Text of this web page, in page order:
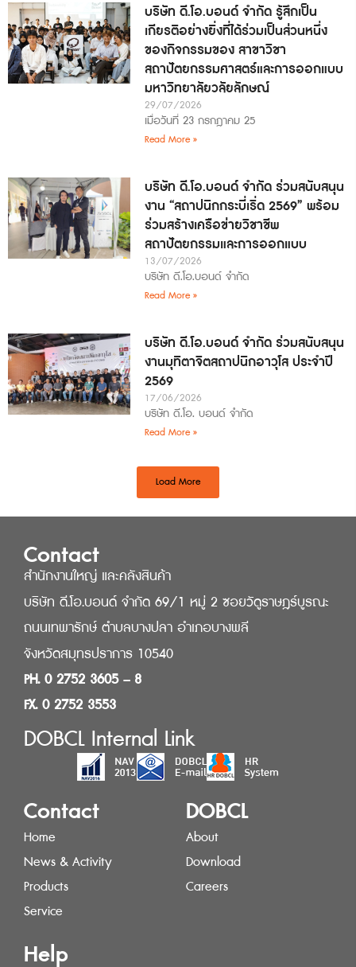
บริษัท ดี.โอ.บอนด์ จำกัด รู้สึกเป็น
เกียรติอย่างยิ่งที่ได้ร่วมเป็นส่วนหนึ่ง
ของกิจกรรมของ สาขาวิชา
สถาปัตยกรรมศาสตร์และการออกแบบ
มหาวิทยาลัยวลัยลักษณ์
29/07/2026
เมื่อวันที่ 23 กรกฎาคม 25
Read More »
บริษัท ดี.โอ.บอนด์ จำกัด ร่วมสนับสนุน
งาน “สถาปนิกกระบี่เริ่ด 2569” พร้อม
ร่วมสร้างเครือข่ายวิชาชีพ
สถาปัตยกรรมและการออกแบบ
13/07/2026
บริษัท ดี.โอ.บอนด์ จำกัด
Read More »
บริษัท ดี.โอ.บอนด์ จำกัด ร่วมสนับสนุน
งานมุทิตาจิตสถาปนิกอาวุโส ประจำปี
2569
17/06/2026
บริษัท ดี.โอ. บอนด์ จำกัด
Read More »
Load More
Contact
สำนักงานใหญ่ และคลังสินค้า
บริษัท ดี.โอ.บอนด์ จำกัด 69/1 หมู่ 2 ซอยวัดูราษฎร์บูรณะ
ถนนเทพารักษ์ ตำบลบางปลา อำเภอบางพลี
จังหวัดสมุทรปราการ 10540
PH. 0 2752 3605 – 8
FX. 0 2752 3553
DOBCL Internal Link
Contact
Home
News & Activity
Products
Service
DOBCL
About
Download
Careers
Help